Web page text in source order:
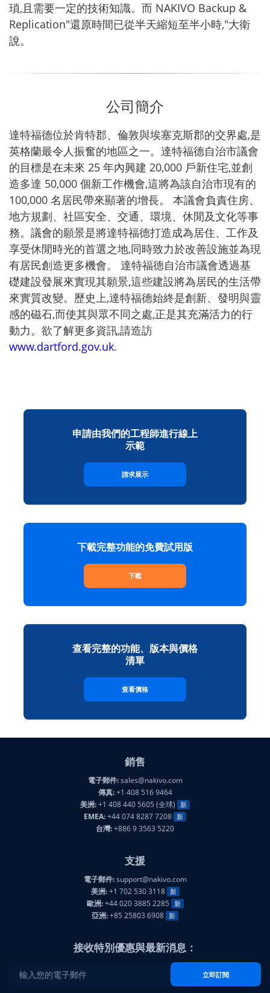
瑣,且需要一定的技術知識。而 NAKIVO Backup &
Replication"還原時間已從半天縮短至半小時,"大衛
說。
公司簡介
達特福德位於肯特郡、倫敦與埃塞克斯郡的交界處,是
英格蘭最令人振奮的地區之一。達特福德自治市議會
的目標是在未來 25 年內興建 20,000 戶新住宅,並創
造多達 50,000 個新工作機會,這將為該自治市現有的
100,000 名居民帶來顯著的增長。 本議會負責住房、
地方規劃、社區安全、交通、環境、休閒及文化等事
務。議會的願景是將達特福德打造成為居住、工作及
享受休閒時光的首選之地,同時致力於改善設施並為現
有居民創造更多機會。 達特福德自治市議會透過基
礎建設發展來實現其願景,這些建設將為居民的生活帶
來實質改變。歷史上,達特福德始終是創新、發明與靈
感的磁石,而使其與眾不同之處,正是其充滿活力的行
動力。欲了解更多資訊,請造訪
www.dartford.gov.uk.
申請由我們的工程師進行線上
示範
請求展示
下載完整功能的免費試用版
下載
查看完整的功能、版本與價格
清單
查看價格
銷售
電子郵件:sales@nakivo.com
傳真:+1 408 516 9464
美洲:+1 408 440 5605 (全球) 新
EMEA:+44 074 8287 7208 新
台灣:+886 9 3563 5220
支援
電子郵件:support@nakivo.com
美洲:+1 702 530 3118 新
歐洲:+44 020 3885 2285 新
亞洲:+85 25803 6908 新
接收特別優惠與最新消息：
立即訂閱